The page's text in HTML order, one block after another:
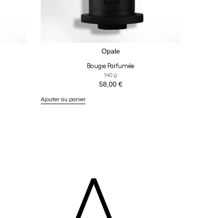
Opale
Bougie Parfumée
140 g
58,00 €
Ajouter au panier